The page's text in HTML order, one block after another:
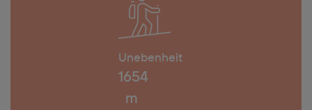
Unebenheit
1654
m